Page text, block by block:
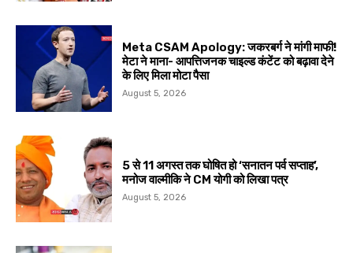
Meta CSAM Apology: जकरबर्ग ने मांगी माफी!
मेटा ने माना- आपत्तिजनक चाइल्ड कंटेंट को बढ़ावा देने
के लिए मिला मोटा पैसा
August 5, 2026
5 से 11 अगस्त तक घोषित हो ‘सनातन पर्व सप्ताह’,
मनोज वाल्मीकि ने CM योगी को लिखा पत्र
August 5, 2026